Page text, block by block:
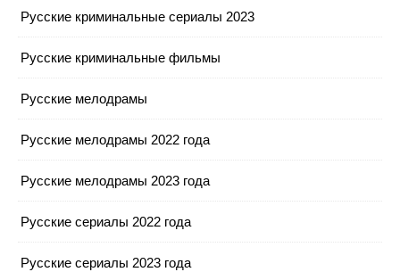
Русские криминальные сериалы 2023
Русские криминальные фильмы
Русские мелодрамы
Русские мелодрамы 2022 года
Русские мелодрамы 2023 года
Русские сериалы 2022 года
Русские сериалы 2023 года